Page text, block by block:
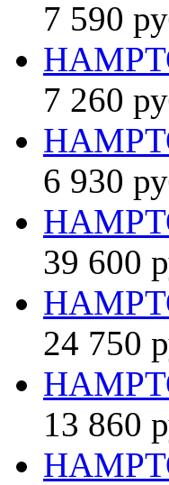
7 590
7 260
6 930
39 600
24 750
13 860